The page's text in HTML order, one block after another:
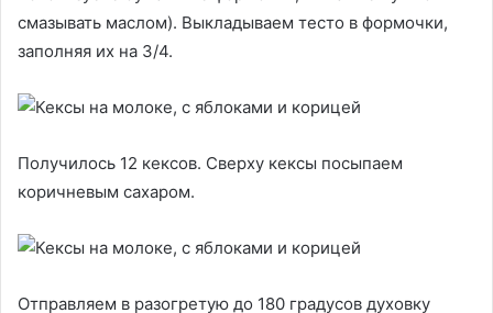
смазывать маслом). Выкладываем тесто в формочки,
заполняя их на 3/4.
Получилось 12 кексов. Сверху кексы посыпаем
коричневым сахаром.
Отправляем в разогретую до 180 градусов духовку